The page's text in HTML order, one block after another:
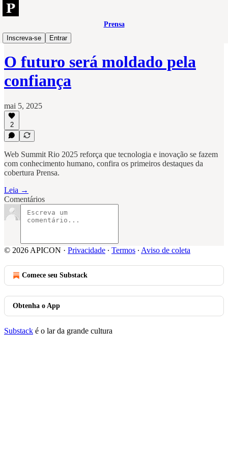
Prensa
Inscreva-se
Entrar
Tech
O futuro será moldado pela
confiança
mai 5, 2025
2
Web Summit Rio 2025 reforça que tecnologia e inovação se fazem
com conhecimento humano, confira os primeiros destaques da
cobertura Prensa.
Leia →
Comentários
© 2026 APICON · Privacidade ∙ Termos ∙ Aviso de coleta
Comece seu Substack
Obtenha o App
Substack é o lar da grande cultura